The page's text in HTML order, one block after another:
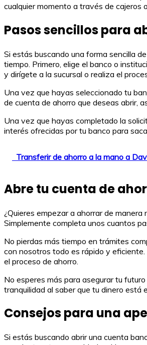
cualquier momento a través de cajeros
Pasos sencillos para
Si estás buscando una forma sencilla
tiempo. Primero, elige el banco o
y dirígete a la sucursal o realiza el
Una vez que hayas seleccionado tu
de cuenta de ahorro que deseas abrir,
Una vez que hayas completado la
interés ofrecidas por tu banco para
Transferir de ahorro a la mano a
Abre tu cuenta de
¿Quieres empezar a ahorrar de
Simplemente completa unos cuantos
No pierdas más tiempo en trámites
con nosotros todo es rápido y
el proceso de ahorro.
No esperes más para asegurar tu
tranquilidad al saber que tu dinero está
Consejos para una
Si estás buscando abrir una cuenta